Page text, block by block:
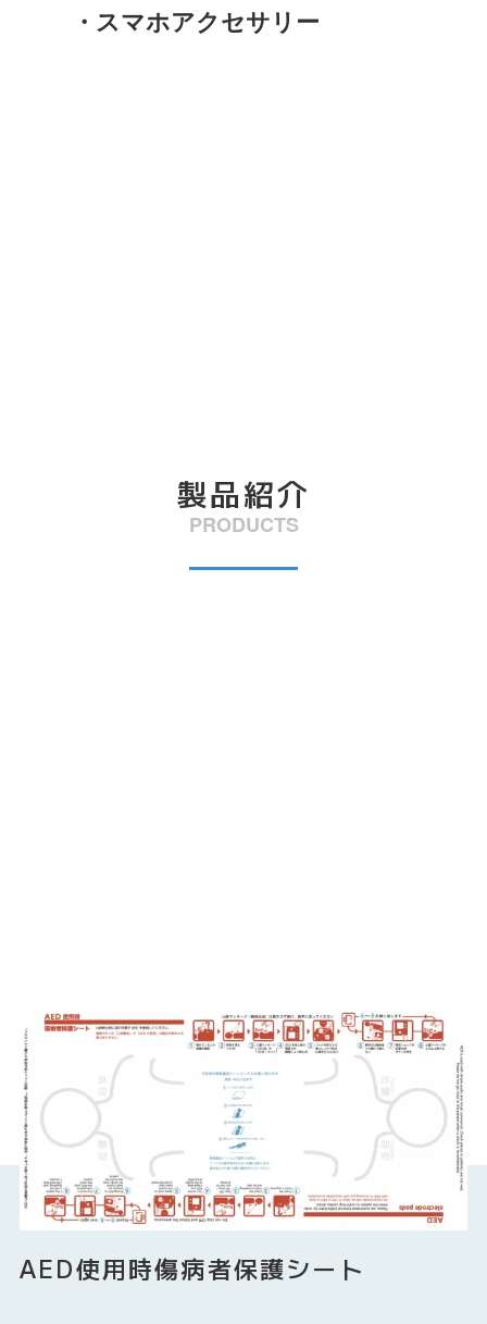
・スマホアクセサリー
製品紹介
PRODUCTS
AED使用時傷病者保護シート